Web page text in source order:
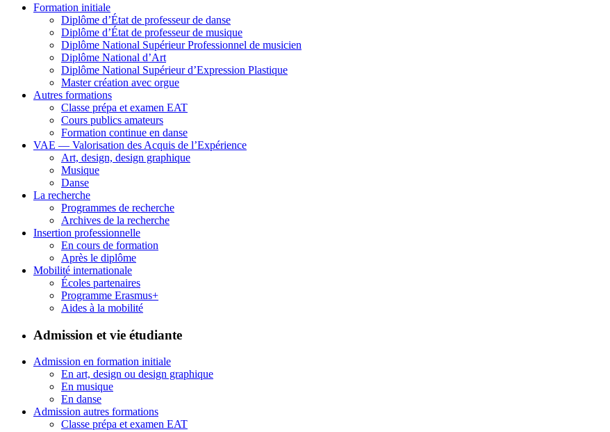
Formation initiale
Diplôme d’État de professeur de danse
Diplôme d’État de professeur de musique
Diplôme National Supérieur Professionnel de musicien
Diplôme National d’Art
Diplôme National Supérieur d’Expression Plastique
Master création avec orgue
Autres formations
Classe prépa et examen EAT
Cours publics amateurs
Formation continue en danse
VAE — Valorisation des Acquis de l’Expérience
Art, design, design graphique
Musique
Danse
La recherche
Programmes de recherche
Archives de la recherche
Insertion professionnelle
En cours de formation
Après le diplôme
Mobilité internationale
Écoles partenaires
Programme Erasmus+
Aides à la mobilité
Admission et vie étudiante
Admission en formation initiale
En art, design ou design graphique
En musique
En danse
Admission autres formations
Classe prépa et examen EAT